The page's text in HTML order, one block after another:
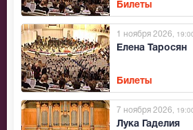
Билеты
Елена Таросян
1 ноября 2026 ,
Билеты
Лука Гаделия
7 ноября 2026 ,